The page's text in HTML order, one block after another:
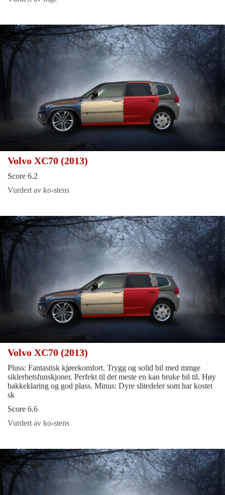
Volvo XC70 (2013)
Score 6.2
Vurdert av ko-stens
Volvo XC70 (2013)
Pluss: Fantastisk kjørekomfort. Trygg og solid bil med mmge
siklerhetsfunskjoner. Perfekt til det meste en kan bruke bil til. Høy
bakkeklaring og god plass. Minus: Dyre slitedeler som har kostet
sk
Score 6.6
Vurdert av ko-stens